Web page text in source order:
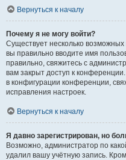
Вернуться к началу
Почему я не могу войти?
Существует несколько
вы правильно вводите имя
правильно, свяжитесь с
вам закрыт доступ к
в конфигурации конференции,
исправления настроек.
Вернуться к началу
Я давно зарегистрирован, но
Возможно, администратор по
удалил вашу учётную запись.